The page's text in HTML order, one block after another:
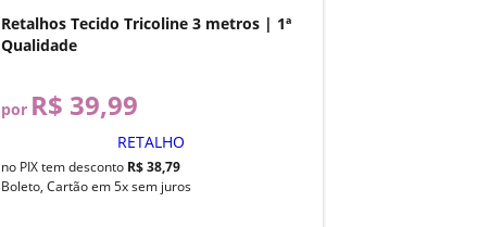
Retalhos Tecido Tricoline 3 metros | 1ª
Qualidade
por R$ 39,99
RETALHO
no PIX tem desconto R$ 38,79
Boleto, Cartão em 5x sem juros